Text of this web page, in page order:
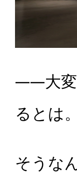
――大変
るとは
そうな